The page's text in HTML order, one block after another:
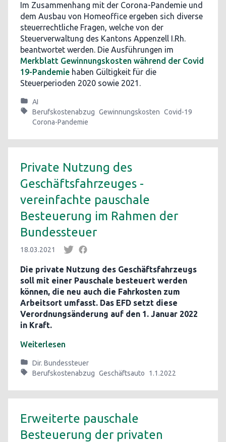
Im Zusammenhang mit der Corona-Pandemie und
dem Ausbau von Homeoffice ergeben sich diverse
steuerrechtliche Fragen, welche von der
Steuerverwaltung des Kantons Appenzell I.Rh.
beantwortet werden. Die Ausführungen im
Merkblatt Gewinnungskosten während der Covid
19-Pandemie haben Gültigkeit für die
Steuerperioden 2020 sowie 2021.
AI
Berufskostenabzug Gewinnungskosten Covid-19
Corona-Pandemie
Private Nutzung des
Geschäftsfahrzeuges -
vereinfachte pauschale
Besteuerung im Rahmen der
Bundessteuer
18.03.2021
Die private Nutzung des Geschäftsfahrzeugs
soll mit einer Pauschale besteuert werden
können, die neu auch die Fahrkosten zum
Arbeitsort umfasst. Das EFD setzt diese
Verordnungsänderung auf den 1. Januar 2022
in Kraft.
Weiterlesen
Dir. Bundessteuer
Berufskostenabzug Geschäftsauto 1.1.2022
Erweiterte pauschale
Besteuerung der privaten